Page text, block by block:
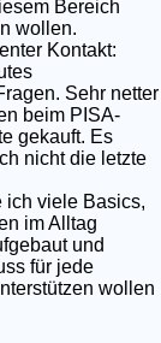
Bereich
wollen.
Kontakt:
Sehr netter
beim PISA-
gekauft. Es
nicht die letzte
ich viele Basics,
im Alltag
und
für jede
wollen